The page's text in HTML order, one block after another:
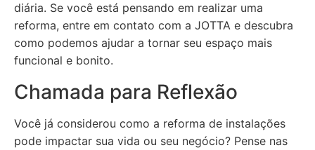
diária. Se você está pensando em realizar uma
reforma, entre em contato com a JOTTA e descubra
como podemos ajudar a tornar seu espaço mais
funcional e bonito.
Chamada para Reflexão
Você já considerou como a reforma de instalações
pode impactar sua vida ou seu negócio? Pense nas